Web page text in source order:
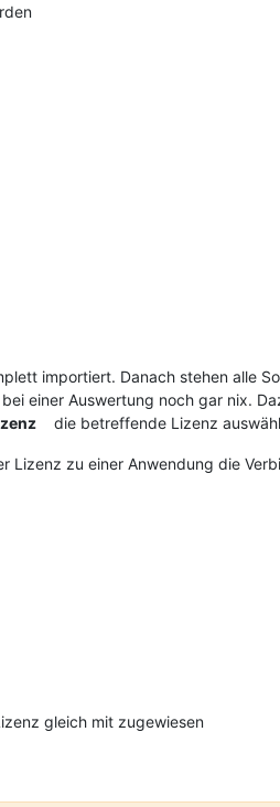
importiert. Danach stehen alle
einer Auswertung noch gar nix.
die betreffende Lizenz
zu einer Anwendung die
gleich mit zugewiesen